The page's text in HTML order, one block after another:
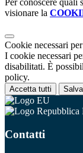
Per conoscere quali
visionare la
Cookie necessari
I cookie necessari
disabilitati. È
policy.
Accetta tutti
Contatti